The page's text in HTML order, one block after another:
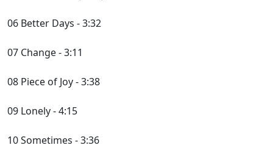
06 Better Days - 3:32
07 Change - 3:11
08 Piece of Joy - 3:38
09 Lonely - 4:15
10 Sometimes - 3:36